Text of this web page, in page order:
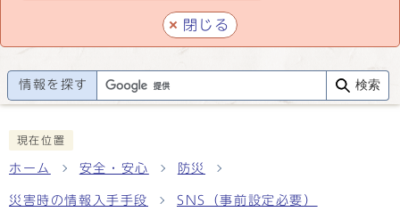
閉じる
情報を探す 検索
現在位置
ホーム 安全・安心 防災
災害時の情報入手手段 SNS（事前設定必要）